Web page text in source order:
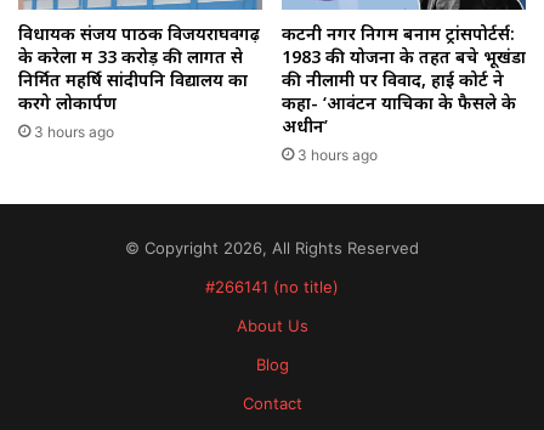
विधायक संजय पाठक विजयराघवगढ़
के करेला में 33 करोड़ की लागत से
निर्मित महर्षि सांदीपनि विद्यालय का
करेंगे लोकार्पण
3 hours ago
कटनी नगर निगम बनाम ट्रांसपोर्टर्स:
1983 की योजना के तहत बचे भूखंडों
की नीलामी पर विवाद, हाई कोर्ट ने
कहा- ‘आवंटन याचिका के फैसले के
अधीन’
3 hours ago
© Copyright 2026, All Rights Reserved
#266141 (no title)
About Us
Blog
Contact